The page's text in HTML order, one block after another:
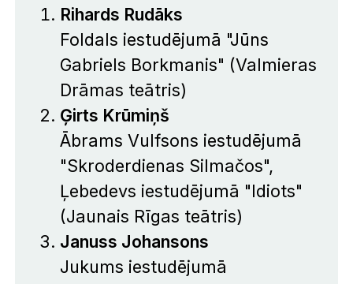
Rihards Rudāks
Foldals iestudējumā "Jūns
Gabriels Borkmanis" (Valmieras
Drāmas teātris)
Ģirts Krūmiņš
Ābrams Vulfsons iestudējumā
"Skroderdienas Silmačos",
Ļebedevs iestudējumā "Idiots"
(Jaunais Rīgas teātris)
Januss Johansons
Jukums iestudējumā